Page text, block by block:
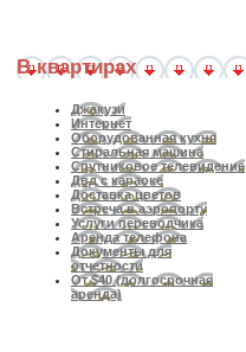
В квартирах
Джакузи
Интернет
Оборудованная кухня
Стиральная машина
Спутниковое телевидение
Двд с караоке
Доставка цветов
Встреча в аэропорту
Услуги переводчика
Аренда телефона
Документы для
отчетности
От $40 (долгосрочная
аренда)